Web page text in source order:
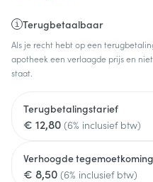
Terugbetaalbaar
Als je recht hebt op een
apotheek een verlaagde prijs en
staat.
Terugbetalingstarief
€ 12,80 (6% inclusief btw)
Verhoogde tegemoetkoming
€ 8,50 (6% inclusief btw)